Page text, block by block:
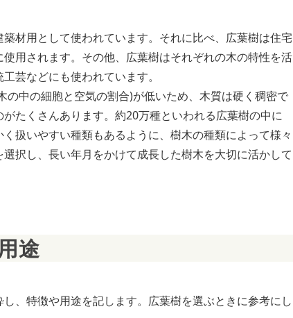
材用として使われています。それに比べ、広葉樹は住宅
用されます。その他、広葉樹はそれぞれの木の特性を活
芸などにも使われています。
中の細胞と空気の割合)が低いため、木質は硬く稠密で
たくさんあります。約20万種といわれる広葉樹の中に
扱いやすい種類もあるように、樹木の種類によって様々
択し、長い年月をかけて成長した樹木を大切に活かして
途
、特徴や用途を記します。広葉樹を選ぶときに参考にし